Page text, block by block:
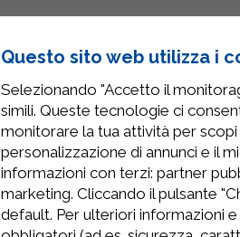
Questo sito web utilizza i
Selezionando "Accetto il
simili. Queste tecnologie ci
monitorare la tua attività per
personalizzazione di annunci e il
informazioni con terzi: partner
marketing. Cliccando il pulsante
default. Per ulteriori informazioni